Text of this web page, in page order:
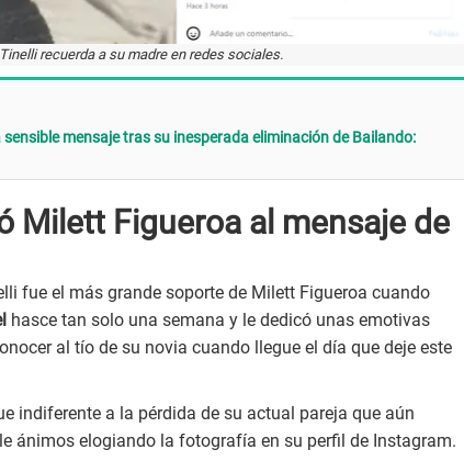
recuerda a su madre en redes sociales.
mensaje tras su inesperada eliminación de Bailando:
Milett Figueroa al mensaje de
fue el más grande soporte de Milett Figueroa cuando
hasce tan solo una semana y le dedicó unas emotivas
al tío de su novia cuando llegue el día que deje este
indiferente a la pérdida de su actual pareja que aún
ánimos elogiando la fotografía en su perfil de Instagram.